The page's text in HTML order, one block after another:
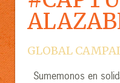
GLOBAL
Sumemonos en